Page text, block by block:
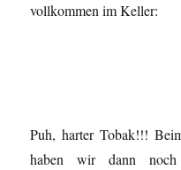
vollkommen im Keller:
Puh, harter Tobak!!!
haben wir dann